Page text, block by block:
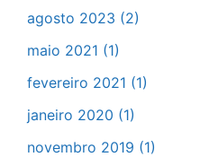
agosto 2023 (2)
maio 2021 (1)
fevereiro 2021 (1)
janeiro 2020 (1)
novembro 2019 (1)